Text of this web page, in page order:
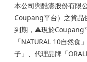
本公司與酷澎股份有限
Coupang平台）之貨品
到期，⚠️現於Coupang
「NATURAL 10自然
子」、代理品牌「